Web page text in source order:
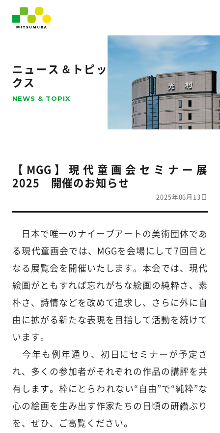
ニュース＆トピッ
クス
NEWS & TOPIX
【MGG】現代童画会セミナー展
2025 開催のお知らせ
2025年06月13日
日本で唯一のナイーブアートの美術団体であ
る現代童画会では、MGGを会場にして7回目と
なる展覧会を開催いたします。本会では、現代
絵画がともすれば忘れがちな絵画の純粋さ、素
朴さ、詩情などを改めて追求し、さらに外に自
由に拡がる新たな表現を目指して活動を続けて
います。
今年も例年通り、初日にセミナーが予定さ
れ、多くの参加者がそれぞれの作品の講評を共
有します。枠にとらわれない“自由”で“純粋”な
心の絵画を生み出す作家たちの日頃の研鑽ぶり
を、ぜひ、ご高覧ください。